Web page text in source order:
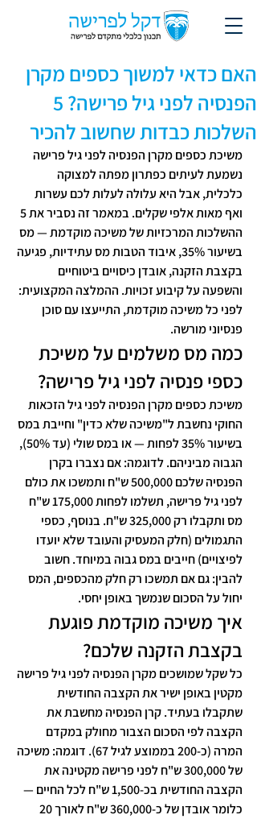
האם כדאי למשוך כספים מקרן
הפנסיה לפני גיל פרישה? 5
השלכות כבדות שחשוב להכיר
משיכת כספים מקרן הפנסיה לפני גיל פרישה
נשמעת לעיתים כפתרון מפתה למצוקה
כלכלית, אבל היא עלולה לעלות לכם עשרות
ההשלכות המרכזיות של משיכה מוקדמת — מס
בשיעור 35%, איבוד הטבות מס עתידיות, פגיעה
בקצבת הזקנה, אובדן כיסויים ביטוחיים
והשפעה על קיבוע זכויות. ההמלצה המקצועית:
לפני כל משיכה מוקדמת, התייעצו עם סוכן
פנסיוני מורשה.
כמה מס משלמים על משיכת
כספי פנסיה לפני גיל פרישה?
משיכת כספים מקרן הפנסיה לפני גיל הזכאות
החוקי נחשבת ל"משיכה שלא כדין" וחייבת במס
בשיעור 35% לפחות — או במס שולי (עד 50%),
הגבוה מביניהם. לדוגמה: אם נצברו בקרן
הפנסיה שלכם 500,000 ש"ח ותמשכו את כולם
לפני גיל פרישה, תשלמו לפחות 175,000 ש"ח
מס ותקבלו רק 325,000 ש"ח. בנוסף, כספי
התגמולים (חלק המעסיק והעובד שלא יועדו
לפיצויים) חייבים במס גבוה במיוחד. חשוב
להבין: גם אם תמשכו רק חלק מהכספים, המס
יחול על הסכום שנמשך באופן יחסי.
איך משיכה מוקדמת פוגעת
בקצבת הזקנה שלכם?
כל שקל שמושכים מקרן הפנסיה לפני גיל פרישה
מקטין באופן ישיר את הקצבה החודשית
שתקבלו בעתיד. קרן הפנסיה מחשבת את
הקצבה לפי הסכום הצבור מחולק במקדם
המרה (כ-200 בממוצע לגיל 67). דוגמה: משיכה
של 300,000 ש"ח לפני פרישה מקטינה את
הקצבה החודשית בכ-1,500 ש"ח לכל החיים —